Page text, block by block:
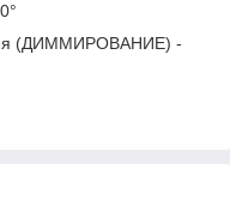
(ДИММИРОВАНИЕ) -